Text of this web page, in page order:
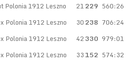
Polonia 1912 Leszno 21229 560:26
Polonia 1912 Leszno 30238 706:24
Polonia 1912 Leszno 42330 979:01
Polonia 1912 Leszno 33152 574:32